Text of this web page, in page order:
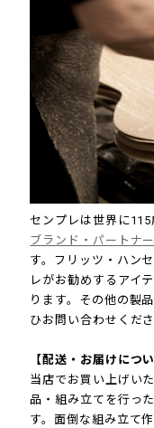
センプレは世界に115
ブランド・パートナ
す。フリッツ・ハン
レがお勧めするアイ
ります。その他の製
ひお問い合わせくださ
【配送・お届けについ
当店でお買い上げい
品・組み立てを行っ
す。面倒な組み立て